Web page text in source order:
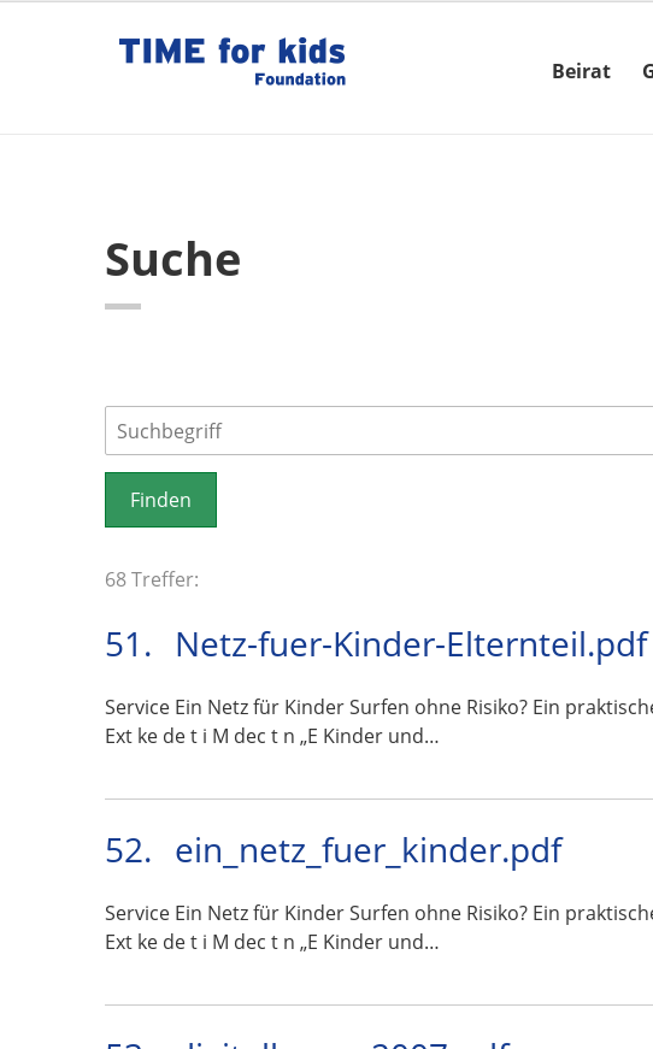
Beirat
Suche
68 Treffer:
51. Netz-fuer-Kinder-Elternteil.pdf
Service Ein Netz für Kinder Surfen ohne Risiko? Ein
Ext ke de t i M dec t n „E Kinder und…
52. ein_netz_fuer_kinder.pdf
Service Ein Netz für Kinder Surfen ohne Risiko? Ein
Ext ke de t i M dec t n „E Kinder und…